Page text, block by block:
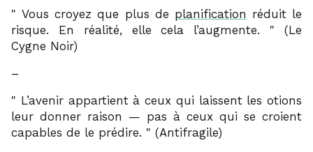
Vous croyez que plus de planification réduit le
risque. En réalité, elle cela l’augmente.
(Le
Cygne Noir)
–
L’avenir appartient à ceux qui laissent les otions
leur donner raison — pas à ceux qui se croient
capables de le prédire.
(Antifragile)